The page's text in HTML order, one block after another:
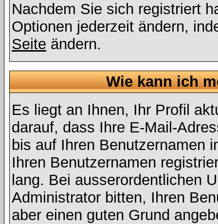
Nachdem Sie sich registriert
Optionen jederzeit ändern,
Seite ändern.
Wie kann ich
Es liegt an Ihnen, Ihr Profil
darauf, dass Ihre E-Mail-
bis auf Ihren Benutzernamen
Ihren Benutzernamen
lang. Bei ausserordentlichen
Administrator bitten, Ihren
aber einen guten Grund